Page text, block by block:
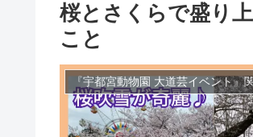
桜とさくらで盛り
こと
『宇都宮動物園 大道芸イベント』